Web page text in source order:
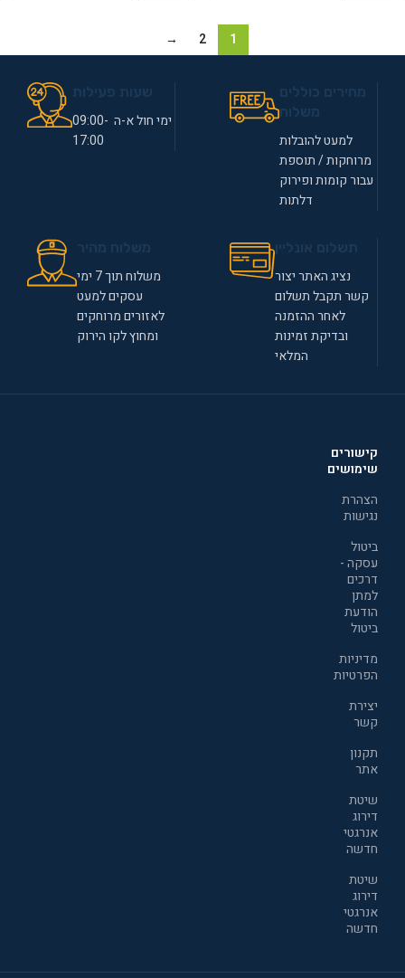
1
2
→
למעט להובלות
מרוחקות / תוספת
עבור קומות ופירוק
דלתות
ימי חול א-ה 09:00-
17:00
נציג האתר יצור
קשר תקבל תשלום
לאחר ההזמנה
ובדיקת זמינות
המלאי
משלוח תוך 7 ימי
עסקים למעט
לאזורים מרוחקים
ומחוץ לקו הירוק
קישורים
שימושים
הצהרת
נגישות
ביטול
עסקה -
דרכים
למתן
הודעת
ביטול
מדיניות
הפרטיות
יצירת
קשר
תקנון
אתר
שיטת
דירוג
אנרגטי
חדשה
שיטת
דירוג
אנרגטי
חדשה